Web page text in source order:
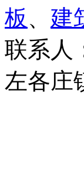
板 、 建
联系
左各